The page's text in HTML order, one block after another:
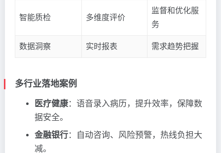
智能质检 多维度评价
监督和优化服
务
数据洞察 实时报表 需求趋势把握
多行业落地案例
医疗健康：语音录入病历，提升效率，保障数
据安全。
金融银行：自动咨询、风险预警，热线负担大
减。